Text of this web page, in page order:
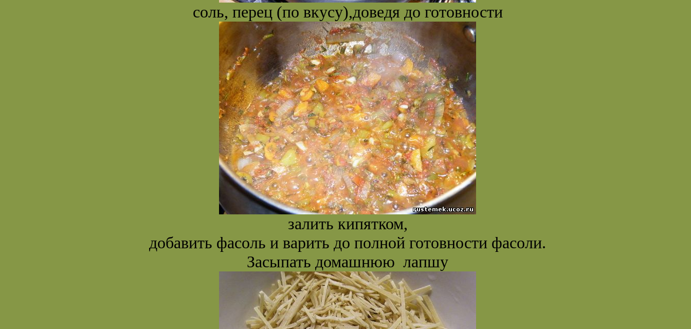
соль, перец (по вкусу),доведя до готовности
залить кипятком,
добавить фасоль и варить до полной готовности фасоли.
Засыпать домашнюю лапшу